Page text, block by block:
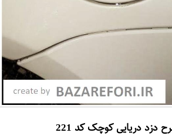
دریایی کوچک کد 221